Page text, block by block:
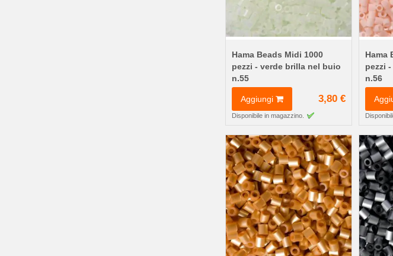
Hama Beads Midi 1000
pezzi - verde brilla nel buio
n.55
Aggiungi 3,80 €
Disponibile in magazzino.
Hama
pezzi
n.56